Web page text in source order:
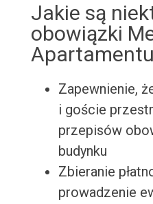
Jakie są
obowiązki
Zapewnienie,
i goście
przepisów
budynku
Zbieranie
prowadzenie